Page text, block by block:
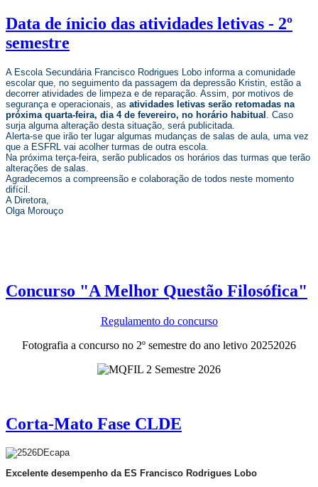
Data de ínicio das atividades letivas - 2º
semestre
A Escola Secundária Francisco Rodrigues Lobo informa a comunidade
escolar que, no seguimento da passagem da depressão Kristin, estão a
decorrer atividades de limpeza e de reparação. Assim, por motivos de
segurança e operacionais, as atividades letivas serão retomadas na
próxima quarta-feira, dia 4 de fevereiro, no horário habitual
. Caso
surja alguma alteração desta situação, será publicitada.
Alerta-se que irão ter lugar algumas mudanças de salas de aula, uma vez
que a ESFRL vai acolher turmas de outra escola.
Na próxima terça-feira, serão publicados os horários das turmas que terão
alterações de salas.
Agradecemos a compreensão e colaboração de todos neste momento
difícil.
A Diretora,
Olga Morouço
Concurso "A Melhor Questão Filosófica"
Regulamento do concurso
Fotografia a concurso no 2º semestre do ano letivo 20252026
Corta-Mato Fase CLDE
Excelente desempenho da ES Francisco Rodrigues Lobo